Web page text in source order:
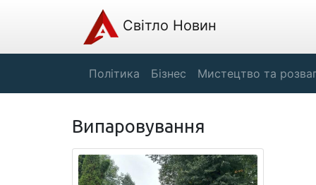
Світло Новин
Політика Бізнес Мистецтво та
Випаровування